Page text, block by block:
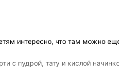
интересно, что там можно
с пудрой, тату и кислой